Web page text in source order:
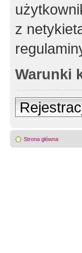
z
Warunki
Strona główna